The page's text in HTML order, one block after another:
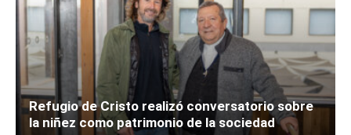
Refugio de Cristo realizó conversatorio sobre
la niñez como patrimonio de la sociedad